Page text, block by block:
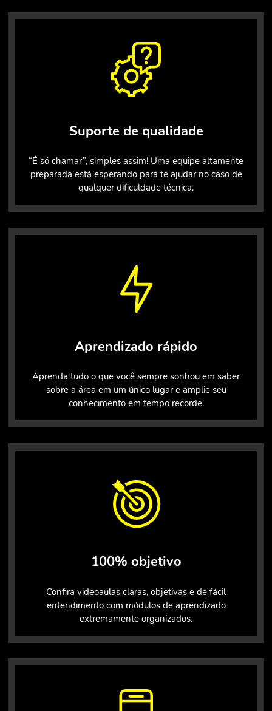
Suporte de qualidade
“É só chamar”, simples assim! Uma equipe altamente
preparada está esperando para te ajudar no caso de
qualquer dificuldade técnica.
Aprendizado rápido
Aprenda tudo o que você sempre sonhou em saber
sobre a área em um único lugar e amplie seu
conhecimento em tempo recorde.
100% objetivo
Confira videoaulas claras, objetivas e de fácil
entendimento com módulos de aprendizado
extremamente organizados.